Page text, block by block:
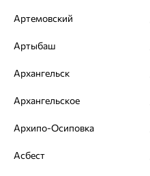
Каталог
Акции
Магазины
Покупателям
ул. Зегеля, 27/2
Артемовский
Артыбаш
Архангельск
Архангельское
Архипо-Осиповка
Асбест